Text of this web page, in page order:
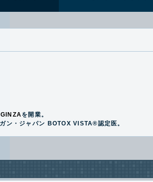
を開業。
ン・ジャパン BOTOX VISTA®️認定医。